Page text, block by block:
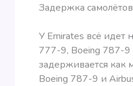
Задержка
У Emirates всё идет
777-9, Boeing 787-9
задерживается как
Boeing 787-9 и